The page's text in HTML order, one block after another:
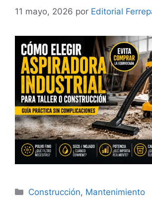
11 mayo, 2026 por Editorial
Categorías
Construcción, Mantenimiento